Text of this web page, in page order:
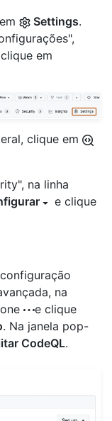
Settings.
em
clique em
na linha
e clique
na
e clique
. Na janela pop-
CodeQL.